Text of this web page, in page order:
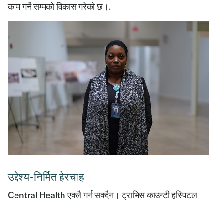
काम गर्ने सम्मको विकास गरेको छ।.
उद्देश्य-निर्मित हेरचाह
Central Health एक्लै गर्न सक्दैन। ट्राभिस काउन्टी हस्पिटल